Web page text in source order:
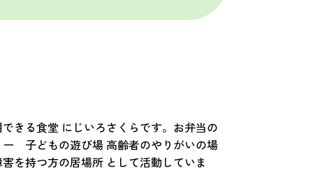
きる食堂 にじいろさくらです。お弁当の
子どもの遊び場 高齢者のやりがいの場
を持つ方の居場所 として活動していま